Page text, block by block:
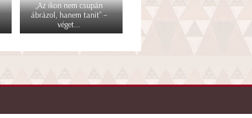
„Az ikon nem csupán
ábrázol, hanem tanít” –
véget...